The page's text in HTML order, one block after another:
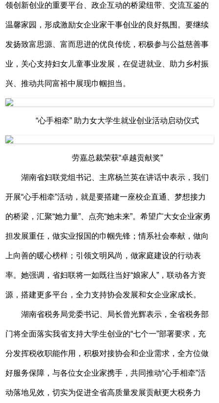
领创新创业的重要平台、政企互动的桥梁纽带、交流互鉴的
温馨家园，形成激励女企业家干事创业的良好氛围。要继续
发扬致富思源、富而思进的优良传统，积极参与公益慈善事
业，关心支持妇女儿童事业发展，在促进就业、助力乡村振
兴、推动共同富裕中展现巾帼担当。
“心手相牵” 助力女大学生就业创业活动启动仪式
劳嘉总裁荣获“卓越贡献奖”
湖南省妇联党组书记、主席杨兰英在讲话中表示，我们
开展“心手相牵”活动，就是要搭建一座校企直通、梦想接力
的桥梁，汇聚“她力量”、点亮“她未来”。希望广大女企业家勇
担发展重任，做实业报国的巾帼先锋；情系社会奉献，做向
上向善的暖心榜样；引领文明风尚，做家庭建设的行动表
率。她强调，省妇联将一如既往当好“娘家人”，联动各方资
源，搭建更多平台，全力支持协会发展和女企业家成长。
湖南省税务局党委书记、局长曾光辉表示，全省税务部
门将全面落实我省支持大学生创业的“七个一”部署要求，充
分发挥税收职能作用，积极对接协会和企业需求，全方位做
好服务保障，与各位女企业家携手，共同推动“心手相牵”活
动落地见效，切实为促进全省高质量发展贡献更大税务力